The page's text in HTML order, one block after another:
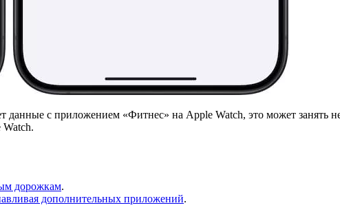
данные с приложением «Фитнес» на Apple Watch, это может занять
дорожкам.
дополнительных приложений.